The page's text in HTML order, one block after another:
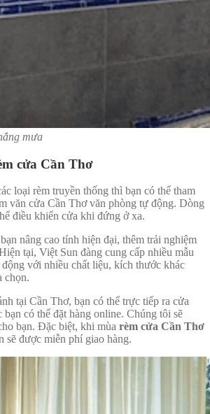
mưa
cửa Cần Thơ
loại rèm truyền thống thì bạn có thể tham
văn cửa Cần Thơ văn phòng tự động. Dòng
điều khiển cửa khi đứng ở xa.
nâng cao tính hiện đại, thêm trải nghiệm
tại, Việt Sun đàng cung cấp nhiều mẫu
với nhiều chất liệu, kích thước khác
chọn.
tại Cần Thơ, bạn có thể trực tiếp ra cửa
bạn có thể đặt hàng online. Chúng tôi sẽ
bạn. Đặc biệt, khi mùa rèm cửa Cần Thơ
sẽ được miễn phí giao hàng.